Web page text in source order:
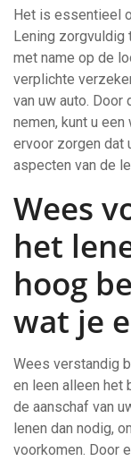
Het is essentieel
Lening zorgvuldig
met name op de
verplichte
van uw auto.
nemen, kunt u
ervoor zorgen dat
aspecten van de
Wees
het
hoog
wat je
Wees verstandig
en leen alleen het
de aanschaf van
lenen dan nodig,
voorkomen. Door